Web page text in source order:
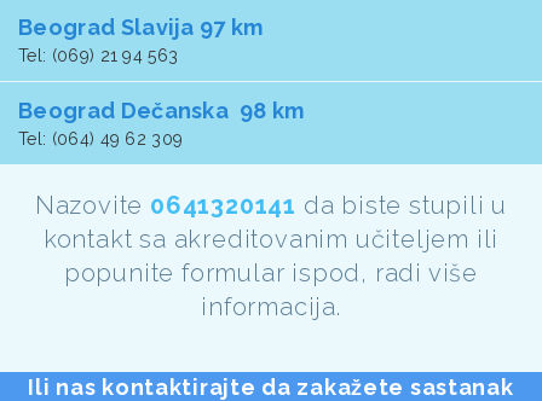
Beograd Slavija 97 km
Tel: (069) 21 94 563
Beograd Dečanska 98 km
Tel: (064) 49 62 309
Nazovite 0641320141 da biste stupili u
kontakt sa akreditovanim učiteljem ili
popunite formular ispod, radi više
informacija.
Ili nas kontaktirajte da zakažete sastanak